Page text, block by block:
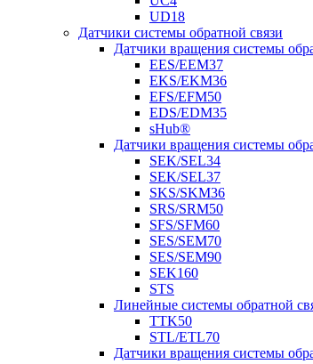
UD18
Датчики системы обратной связи
Датчики вращения системы
EES/EEM37
EKS/EKM36
EFS/EFM50
EDS/EDM35
sHub®
Датчики вращения системы
SEK/SEL34
SEK/SEL37
SKS/SKM36
SRS/SRM50
SFS/SFM60
SES/SEM70
SES/SEM90
SEK160
STS
Линейные системы обратной
TTK50
STL/ETL70
Датчики вращения системы